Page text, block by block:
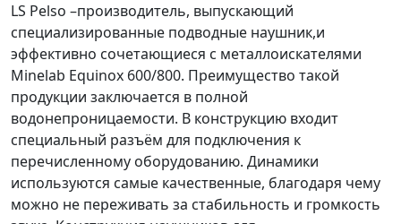
LS Pelso –производитель, выпускающий
специализированные подводные наушник,и
эффективно сочетающиеся с металлоискателями
Minelab Equinox 600/800. Преимущество такой
продукции заключается в полной
водонепроницаемости. В конструкцию входит
специальный разъём для подключения к
перечисленному оборудованию. Динамики
используются самые качественные, благодаря чему
можно не переживать за стабильность и громкость